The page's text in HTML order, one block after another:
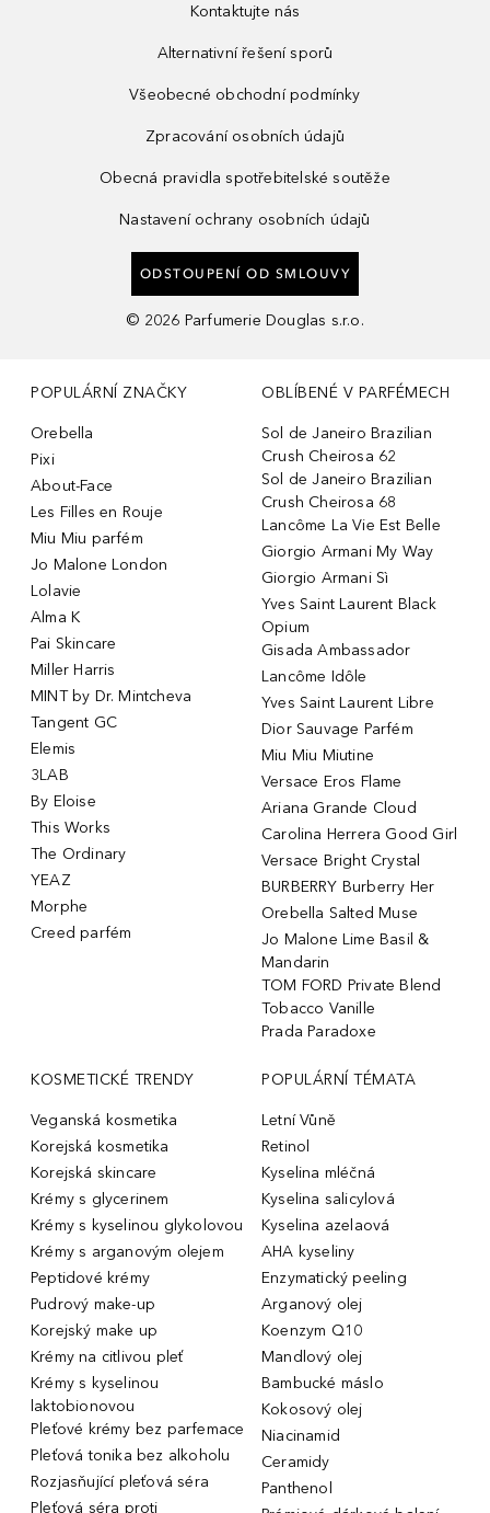
Kontaktujte nás
Alternativní řešení sporů
Všeobecné obchodní podmínky
Zpracování osobních údajů
Obecná pravidla spotřebitelské soutěže
Nastavení ochrany osobních údajů
ODSTOUPENÍ OD SMLOUVY
© 2026 Parfumerie Douglas s.r.o.
POPULÁRNÍ ZNAČKY
Orebella
Pixi
About-Face
Les Filles en Rouje
Miu Miu parfém
Jo Malone London
Lolavie
Alma K
Pai Skincare
Miller Harris
MINT by Dr. Mintcheva
Tangent GC
Elemis
3LAB
By Eloise
This Works
The Ordinary
YEAZ
Morphe
Creed parfém
OBLÍBENÉ V PARFÉMECH
Sol de Janeiro Brazilian
Crush Cheirosa 62
Sol de Janeiro Brazilian
Crush Cheirosa 68
Lancôme La Vie Est Belle
Giorgio Armani My Way
Giorgio Armani Sì
Yves Saint Laurent Black
Opium
Gisada Ambassador
Lancôme Idôle
Yves Saint Laurent Libre
Dior Sauvage Parfém
Miu Miu Miutine
Versace Eros Flame
Ariana Grande Cloud
Carolina Herrera Good Girl
Versace Bright Crystal
BURBERRY Burberry Her
Orebella Salted Muse
Jo Malone Lime Basil &
Mandarin
TOM FORD Private Blend
Tobacco Vanille
Prada Paradoxe
KOSMETICKÉ TRENDY
Veganská kosmetika
Korejská kosmetika
Korejská skincare
Krémy s glycerinem
Krémy s kyselinou glykolovou
Krémy s arganovým olejem
Peptidové krémy
Pudrový make-up
Korejský make up
Krémy na citlivou pleť
Krémy s kyselinou
laktobionovou
Pleťové krémy bez parfemace
Pleťová tonika bez alkoholu
Rozjasňující pleťová séra
Pleťová séra proti
POPULÁRNÍ TÉMATA
Letní Vůně
Retinol
Kyselina mléčná
Kyselina salicylová
Kyselina azelaová
AHA kyseliny
Enzymatický peeling
Arganový olej
Koenzym Q10
Mandlový olej
Bambucké máslo
Kokosový olej
Niacinamid
Ceramidy
Panthenol